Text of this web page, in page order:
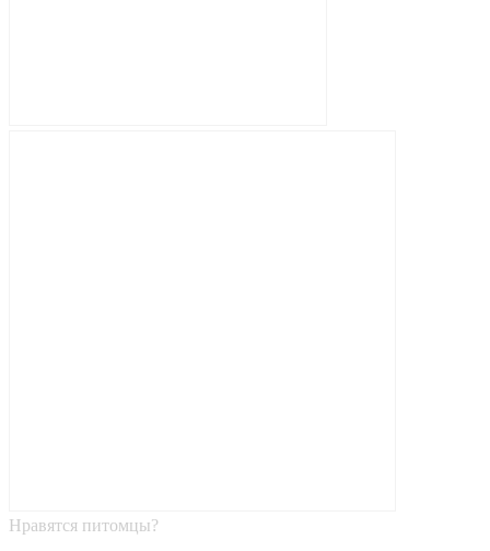
Нравятся питомцы?